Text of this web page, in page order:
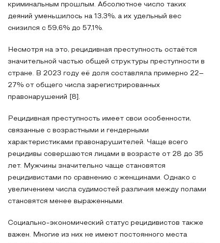
криминальным прошлым. Абсолютное число таких
деяний уменьшилось на 13,3%, а их удельный вес
снизился с 59,6% до 57,1%.
Несмотря на это, рецидивная преступность остаётся
значительной частью общей структуры преступности в
стране. В 2023 году её доля составляла примерно 22–
27% от общего числа зарегистрированных
правонарушений [8].
Рецидивная преступность имеет свои особенности,
связанные с возрастными и гендерными
характеристиками правонарушителей. Чаще всего
рецидивы совершаются лицами в возрасте от 28 до 35
лет. Мужчины значительно чаще становятся
рецидивистами по сравнению с женщинами. Однако с
увеличением числа судимостей различия между полами
становятся менее выраженными.
Социально-экономический статус рецидивистов также
важен. Многие из них не имеют постоянного места